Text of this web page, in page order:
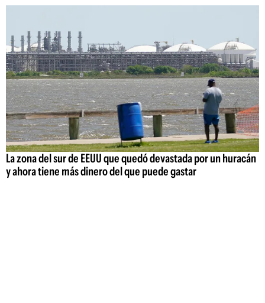
La zona del sur de EEUU que quedó devastada por un huracán
y ahora tiene más dinero del que puede gastar